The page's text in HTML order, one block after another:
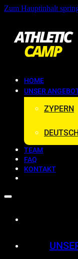
Zum Hauptinhalt
HOME
UNSER
ZYPERN
TEAM
FAQ
KONTAKT